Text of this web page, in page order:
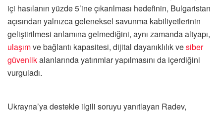
içi hasılanın yüzde 5’ine çıkarılması hedefinin, Bulgaristan
açısından yalnızca geleneksel savunma kabiliyetlerinin
geliştirilmesi anlamına gelmediğini, aynı zamanda altyapı,
ulaşımve bağlantı kapasitesi, dijital dayanıklılık vesiber
güvenlikalanlarında yatırımlar yapılmasını da içerdiğini
vurguladı.
Ukrayna’ya destekle ilgili soruyu yanıtlayan Radev,